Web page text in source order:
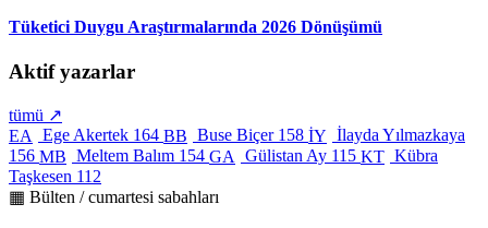
Tüketici Duygu Araştırmalarında 2026 Dönüşümü
Aktif yazarlar
tümü ↗
EA
Ege Akertek 164 BB Buse Biçer 158 İY İlayda Yılmazkaya
156 MB Meltem Balım 154 GA Gülistan Ay 115 KT Kübra
Taşkesen 112
▦ Bülten / cumartesi sabahları